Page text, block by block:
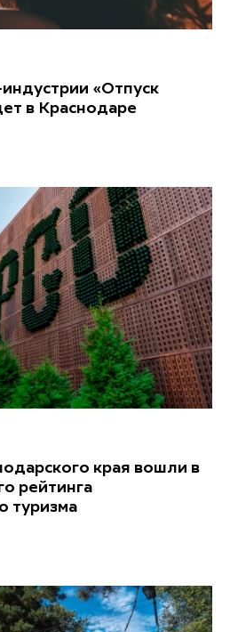
«Отпуск
в Краснодаре
края вошли в
рейтинга
туризма